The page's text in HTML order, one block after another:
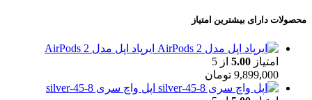
محصولات دارای بیشترین امتیاز
ایرپاد اپل مدل AirPods 2
امتیاز 5.00 از 5
9,899,000 تومان
اپل واچ سری 8-45-silver